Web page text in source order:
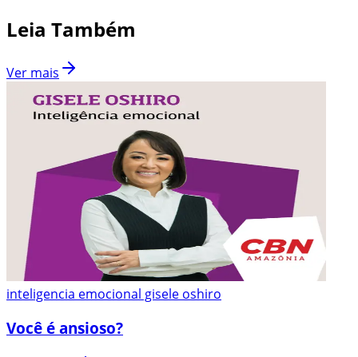
Leia Também
Ver mais
inteligencia emocional gisele oshiro
Você é ansioso?